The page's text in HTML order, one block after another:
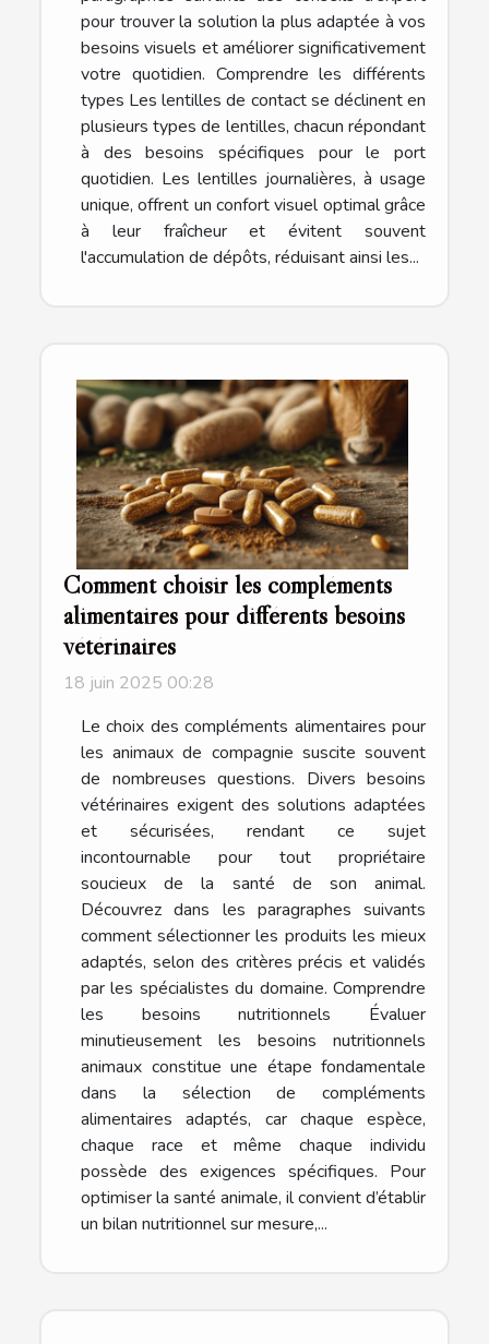
pour trouver la solution la plus adaptée à vos
besoins visuels et améliorer significativement
votre quotidien. Comprendre les différents
types Les lentilles de contact se déclinent en
plusieurs types de lentilles, chacun répondant
à des besoins spécifiques pour le port
quotidien. Les lentilles journalières, à usage
unique, offrent un confort visuel optimal grâce
à leur fraîcheur et évitent souvent
l'accumulation de dépôts, réduisant ainsi les...
Comment choisir les compléments
alimentaires pour différents besoins
vétérinaires
18 juin 2025 00:28
Le choix des compléments alimentaires pour
les animaux de compagnie suscite souvent
de nombreuses questions. Divers besoins
vétérinaires exigent des solutions adaptées
et sécurisées, rendant ce sujet
incontournable pour tout propriétaire
soucieux de la santé de son animal.
Découvrez dans les paragraphes suivants
comment sélectionner les produits les mieux
adaptés, selon des critères précis et validés
par les spécialistes du domaine. Comprendre
les besoins nutritionnels Évaluer
minutieusement les besoins nutritionnels
animaux constitue une étape fondamentale
dans la sélection de compléments
alimentaires adaptés, car chaque espèce,
chaque race et même chaque individu
possède des exigences spécifiques. Pour
optimiser la santé animale, il convient d’établir
un bilan nutritionnel sur mesure,...